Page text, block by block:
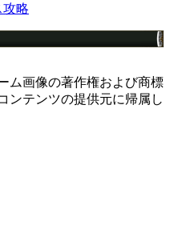
攻略
ム画像の著作権および商標
ンテンツの提供元に帰属し